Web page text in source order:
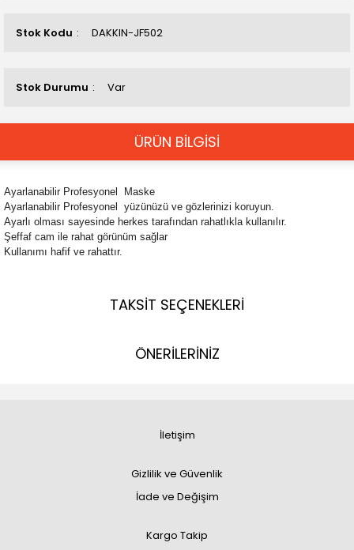
Stok Kodu DAKKIN-JF502
Stok Durumu Var
ÜRÜN BİLGİSİ
Ayarlanabilir Profesyonel Maske
Ayarlanabilir Profesyonel yüzünüzü ve gözlerinizi koruyun.
Ayarlı olması sayesinde herkes tarafından rahatlıkla kullanılır.
Şeffaf cam ile rahat görünüm sağlar
Kullanımı hafif ve rahattır.
TAKSİT SEÇENEKLERİ
ÖNERİLERİNİZ
İletişim
Gizlilik ve Güvenlik
İade ve Değişim
Kargo Takip